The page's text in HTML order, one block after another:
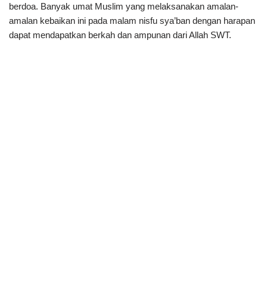
berdoa. Banyak umat Muslim yang melaksanakan amalan-
amalan kebaikan ini pada malam nisfu sya’ban dengan harapan
dapat mendapatkan berkah dan ampunan dari Allah SWT.